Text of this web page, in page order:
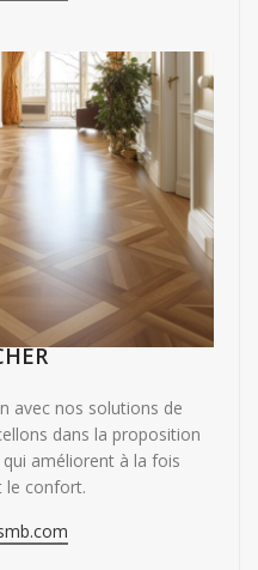
avec nos solutions de
dans la proposition
améliorent à la fois
le confort.